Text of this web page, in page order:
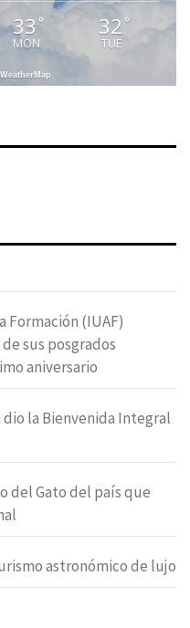
33 °
MON
32 °
TUE
(IUAF)
sus posgrados
aniversario
dio la Bienvenida Integral
del Gato del país que
astronómico de lujo